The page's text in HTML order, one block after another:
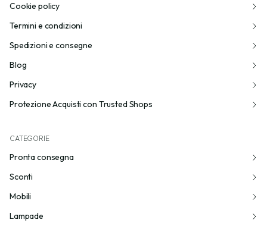
Cookie policy
Termini e condizioni
Spedizioni e consegne
Blog
Privacy
Protezione Acquisti con Trusted Shops
CATEGORIE
Pronta consegna
Sconti
Mobili
Lampade